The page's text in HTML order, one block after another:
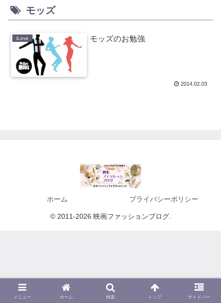
モッズ
iLove モッズのお勉強
2014.02.03
ホーム プライバシーポリシー
© 2011-2026 映画ファッションブログ.
メニュー ホーム 検索 トップ サイドバー